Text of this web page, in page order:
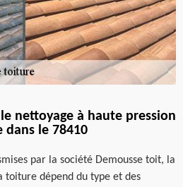
nettoyage à haute pression
dans le 78410
par la société Demousse toit, la
toiture dépend du type et des